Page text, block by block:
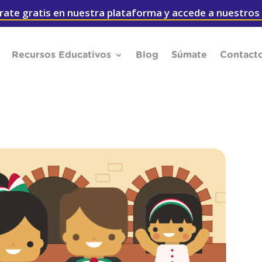
gratis en nuestra plataforma y accede a nuestros
Recursos Educativos Blog Súmate